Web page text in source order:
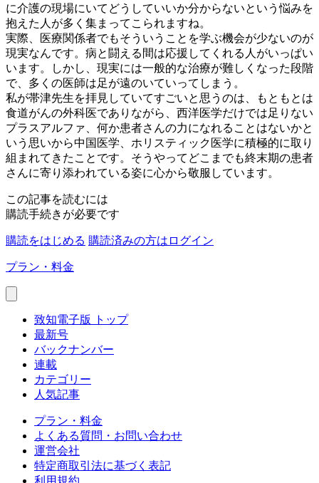
に介護の現場にいてどうしていいか分からないという悩みを
抱えた人が多く集まってこられますね。
実際、医療関係者でもそういうことを学ぶ機会が少ないのが
現実なんです。病と闘える間は応援してくれる人がいっぱい
います。しかし、現実には一般的な治療が難しくなった段階
で、多くの医師は足が遠のいていってしまう。
私が帯津先生を拝見していてすごいと思うのは、もともとは
食道がんの外科医でありながら、西洋医学だけでは足りない
プラスアルファ、何か患者さんの力になれることはないかと
いう思いから中国医学、ホリスティック医学に積極的に取り
組まれてきたことです。そうやってどこまでも終末期の患者
さんに寄り添われている姿に心から敬服しています。
この記事を読むには
購読手続きが必要です
購読をはじめる 購読済みの方はログイン
プラン・料金
致知電子版 トップ
最新号
バックナンバー
連載
カテゴリー
人気記事
プラン・料金
よくある質問・お問い合わせ
運営会社
特定商取引法に基づく表記
利用規約